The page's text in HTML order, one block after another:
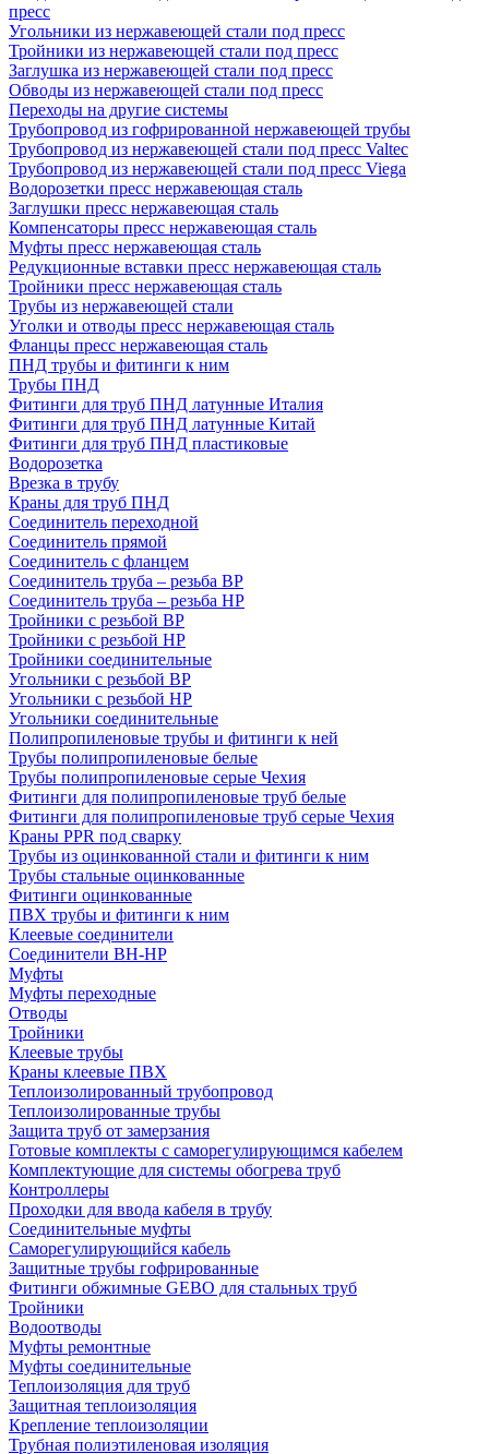
пресс
Угольники из нержавеющей стали под пресс
Тройники из нержавеющей стали под пресс
Заглушка из нержавеющей стали под пресс
Обводы из нержавеющей стали под пресс
Переходы на другие системы
Трубопровод из гофрированной нержавеющей трубы
Трубопровод из нержавеющей стали под пресс Valtec
Трубопровод из нержавеющей стали под пресс Viega
Водорозетки пресс нержавеющая сталь
Заглушки пресс нержавеющая сталь
Компенсаторы пресс нержавеющая сталь
Муфты пресс нержавеющая сталь
Редукционные вставки пресс нержавеющая сталь
Тройники пресс нержавеющая сталь
Трубы из нержавеющей стали
Уголки и отводы пресс нержавеющая сталь
Фланцы пресс нержавеющая сталь
ПНД трубы и фитинги к ним
Трубы ПНД
Фитинги для труб ПНД латунные Италия
Фитинги для труб ПНД латунные Китай
Фитинги для труб ПНД пластиковые
Водорозетка
Врезка в трубу
Краны для труб ПНД
Соединитель переходной
Соединитель прямой
Соединитель с фланцем
Соединитель труба – резьба ВР
Соединитель труба – резьба НР
Тройники с резьбой ВР
Тройники с резьбой НР
Тройники соединительные
Угольники с резьбой ВР
Угольники с резьбой НР
Угольники соединительные
Полипропиленовые трубы и фитинги к ней
Трубы полипропиленовые белые
Трубы полипропиленовые серые Чехия
Фитинги для полипропиленовые труб белые
Фитинги для полипропиленовые труб серые Чехия
Краны PPR под сварку
Трубы из оцинкованной стали и фитинги к ним
Трубы стальные оцинкованные
Фитинги оцинкованные
ПВХ трубы и фитинги к ним
Клеевые соединители
Соединители ВН-НР
Муфты
Муфты переходные
Отводы
Тройники
Клеевые трубы
Краны клеевые ПВХ
Теплоизолированный трубопровод
Теплоизолированные трубы
Защита труб от замерзания
Готовые комплекты с саморегулирующимся кабелем
Комплектующие для системы обогрева труб
Контроллеры
Проходки для ввода кабеля в трубу
Соединительные муфты
Саморегулирующийся кабель
Защитные трубы гофрированные
Фитинги обжимные GEBO для стальных труб
Тройники
Водоотводы
Муфты ремонтные
Муфты соединительные
Теплоизоляция для труб
Защитная теплоизоляция
Крепление теплоизоляции
Трубная полиэтиленовая изоляция